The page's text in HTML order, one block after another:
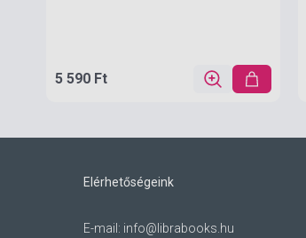
5 590 Ft
Elérhetőségeink
E-mail: info@librabooks.hu